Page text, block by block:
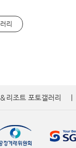
리
리조트 포토갤러리